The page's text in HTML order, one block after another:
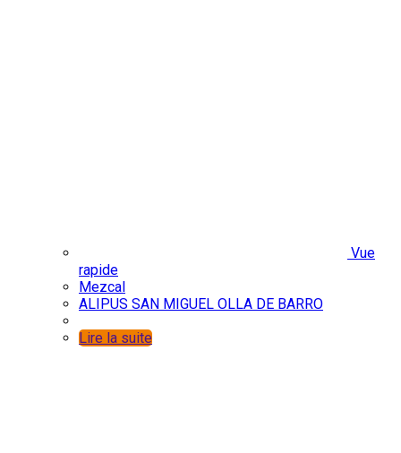
Vue
rapide
Mezcal
ALIPUS SAN MIGUEL OLLA DE BARRO
Lire la suite